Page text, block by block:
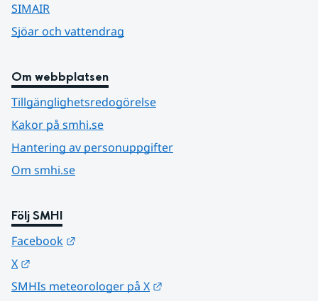
SIMAIR
Sjöar och vattendrag
Om webbplatsen
Tillgänglighetsredogörelse
Kakor på smhi.se
Hantering av personuppgifter
Om smhi.se
Följ SMHI
Facebook
X
SMHIs meteorologer på X